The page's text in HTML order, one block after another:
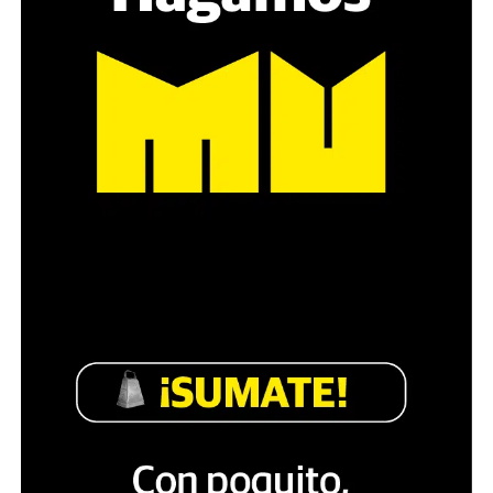
mamá de Lucía Pérez
“Estamos como el día 1”. La frase de la madre de la joven
asesinada en 2016 remite a aquel año: cuando
asesinado a su hija, hasta hoy, dos juicios después, pues la
pregunta», comparte Gonzalo, de 41 años.